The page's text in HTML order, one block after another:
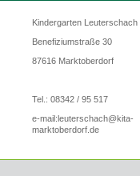
Kindergarten Leuterschach
Benefiziumstraße 30
87616 Marktoberdorf
Tel.: 08342 / 95 517
e-mail:leuterschach@kita-
marktoberdorf.de